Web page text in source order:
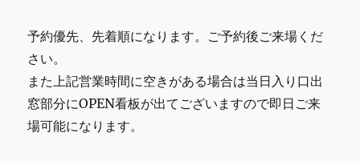
予約優先、先着順になります。ご予約後ご来場くだ
さい。
また上記営業時間に空きがある場合は当日入り口出
窓部分にOPEN看板が出てございますので即日ご来
場可能になります。